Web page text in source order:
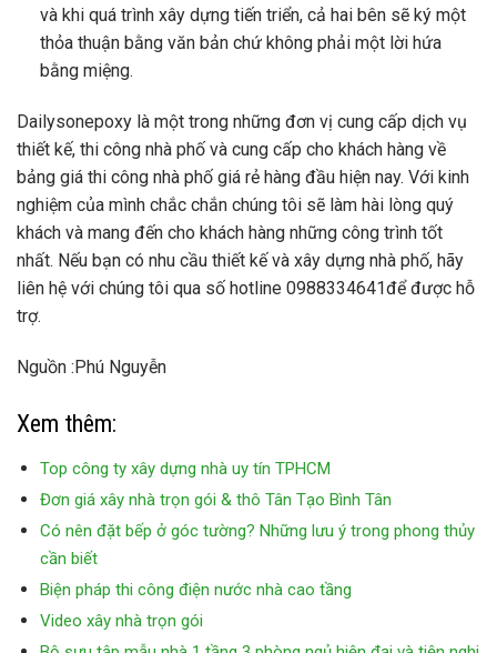
và khi quá trình xây dựng tiến triển, cả hai bên sẽ ký một
thỏa thuận bằng văn bản chứ không phải một lời hứa
bằng miệng.
Dailysonepoxy là một trong những đơn vị cung cấp dịch vụ
thiết kế, thi công nhà phố và cung cấp cho khách hàng về
bảng giá thi công nhà phố giá rẻ hàng đầu hiện nay. Với kinh
nghiệm của mình chắc chắn chúng tôi sẽ làm hài lòng quý
khách và mang đến cho khách hàng những công trình tốt
nhất. Nếu bạn có nhu cầu thiết kế và xây dựng nhà phố, hãy
liên hệ với chúng tôi qua số hotline 0988334641để được hỗ
trợ.
Nguồn :Phú Nguyễn
Xem thêm:
Top công ty xây dựng nhà uy tín TPHCM
Đơn giá xây nhà trọn gói & thô Tân Tạo Bình Tân
Có nên đặt bếp ở góc tường? Những lưu ý trong phong thủy
cần biết
Biện pháp thi công điện nước nhà cao tầng
Video xây nhà trọn gói